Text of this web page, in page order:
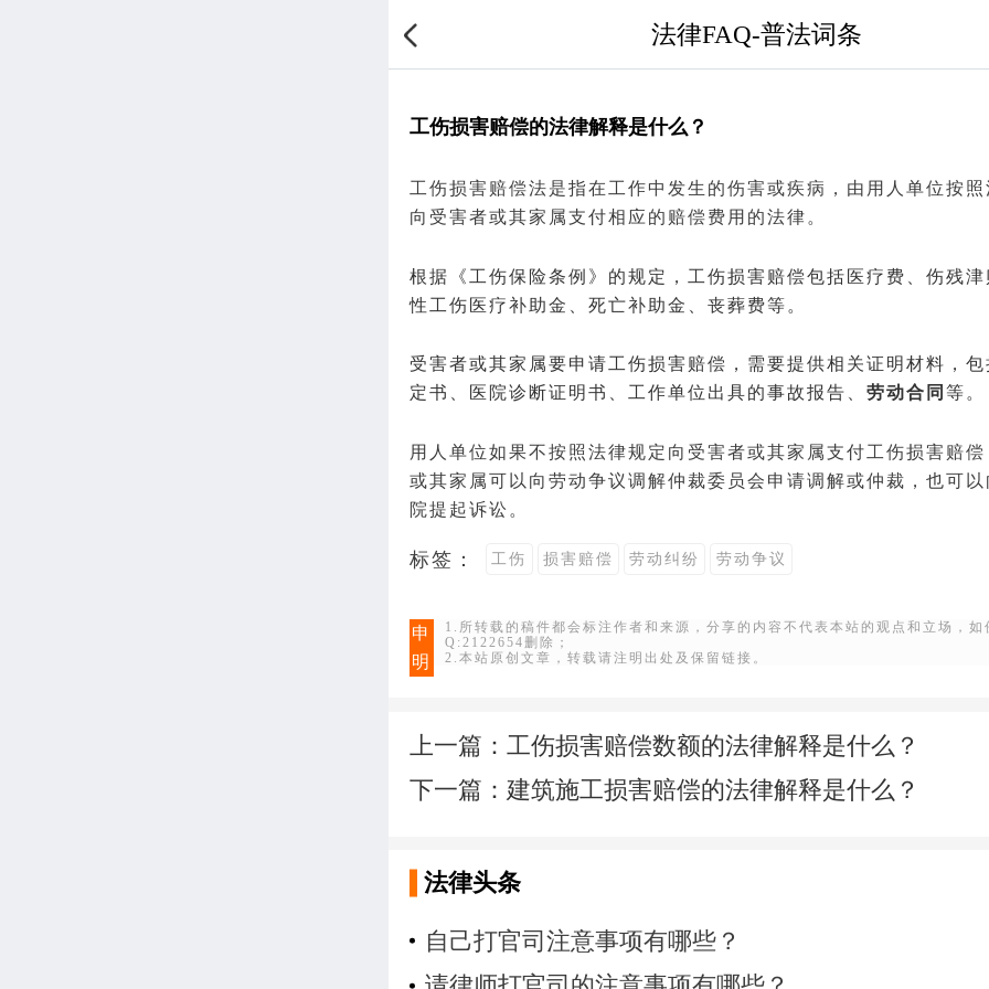
法律FAQ-普法词条
工伤损害赔偿的法律解释是什么？
工伤损害赔偿法是指在工作中发生的伤害或疾病，由用人单位按照
向受害者或其家属支付相应的赔偿费用的法律。
根据《工伤保险条例》的规定，工伤损害赔偿包括医疗费、伤残津
性工伤医疗补助金、死亡补助金、丧葬费等。
受害者或其家属要申请工伤损害赔偿，需要提供相关证明材料，包
定书、医院诊断证明书、工作单位出具的事故报告、劳动合同等。
用人单位如果不按照法律规定向受害者或其家属支付工伤损害赔偿
或其家属可以向劳动争议调解仲裁委员会申请调解或仲裁 ，也可
院提起诉讼 。
标签： 工伤 损害赔偿 劳动纠纷 劳动争议
申
明
1.所转载的稿件都会标注作者和来源，分享的内容不代表本站的观点和立场，如
Q:2122654删除；
2.本站原创文章，转载请注明出处及保留链接。
上一篇：工伤损害赔偿数额的法律解释是什么？
下一篇：建筑施工损害赔偿的法律解释是什么？
法律头条
自己打官司注意事项有哪些？